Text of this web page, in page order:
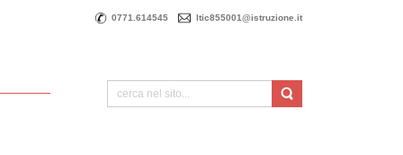
0771.614545 ltic855001@istruzione.it